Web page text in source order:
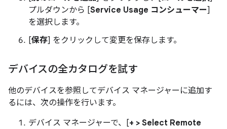
プルダウンから [Service Usage コンシューマー]
を選択します。
[保存] をクリックして変更を保存します。
デバイスの全カタログを試す
他のデバイスを参照してデバイス マネージャーに追加す
るには、次の操作を行います。
デバイス マネージャーで、[+ > Select Remote